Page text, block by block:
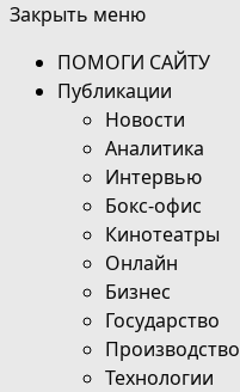
Закрыть меню
ПОМОГИ САЙТУ
Публикации
Новости
Аналитика
Интервью
Бокс-офис
Кинотеатры
Онлайн
Бизнес
Государство
Производство
Технологии